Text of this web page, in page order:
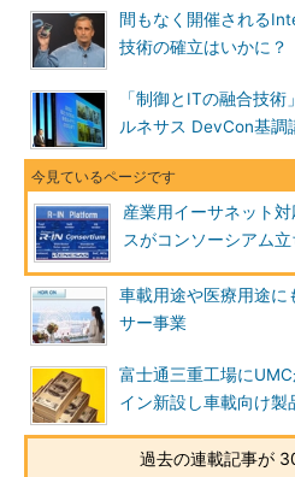
間もなく開催される
技術の確立はいかに？
「制御とITの融合技
ルネサス DevCon基調
産業用イーサネット
スがコンソーシアム
車載用途や医療用途に
サー事業
富士通三重工場に
イン新設し車載向け製
過去の連載記事が